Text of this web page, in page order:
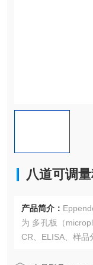
八道可调
产品简介：
为 多孔板（
CR、ELISA、样品